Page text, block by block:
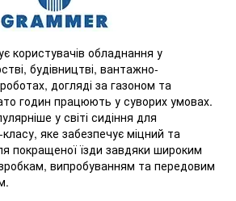
користувачів обладнання у
будівництві, вантажно-
догляді за газоном та
годин працюють у суворих умовах.
у світі сидіння для
яке забезпечує міцний та
покращеної їзди завдяки широким
випробуванням та передовим